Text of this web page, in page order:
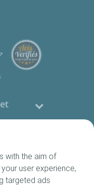
with the aim of
user experience,
targeted ads